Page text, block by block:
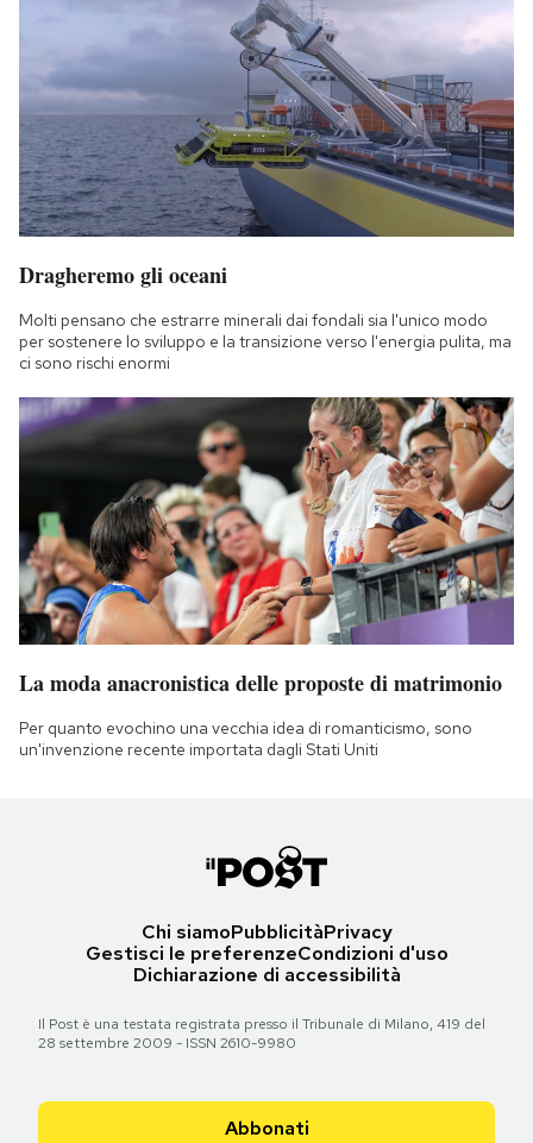
Dragheremo gli oceani
Molti pensano che estrarre minerali dai fondali sia l'unico modo
per sostenere lo sviluppo e la transizione verso l'energia pulita, ma
ci sono rischi enormi
La moda anacronistica delle proposte di matrimonio
Per quanto evochino una vecchia idea di romanticismo, sono
un'invenzione recente importata dagli Stati Uniti
Chi siamoPubblicitàPrivacy
Gestisci le preferenzeCondizioni d'uso
Dichiarazione di accessibilità
Il Post è una testata registrata presso il Tribunale di Milano, 419 del
28 settembre 2009 - ISSN 2610-9980
Abbonati